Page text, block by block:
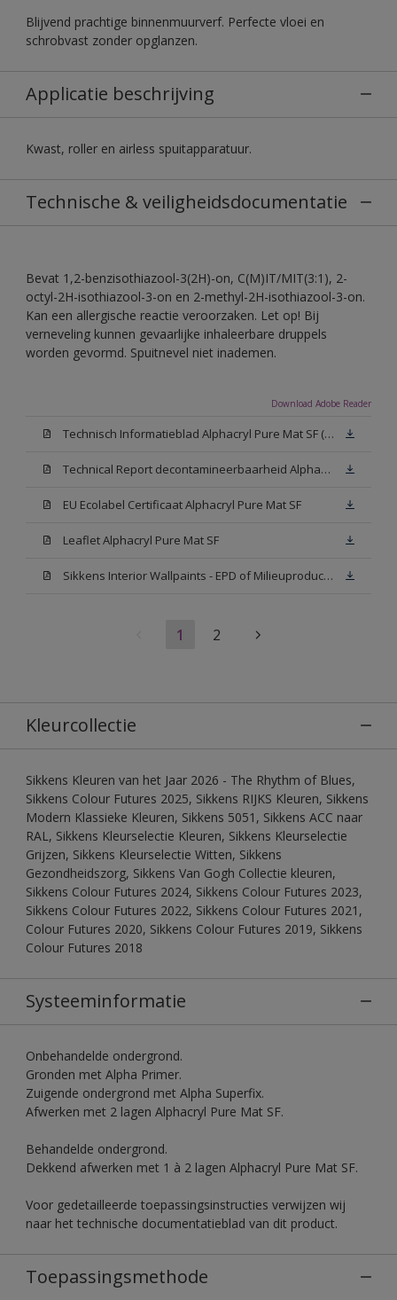
Blijvend prachtige binnenmuurverf. Perfecte vloei en
schrobvast zonder opglanzen.
Applicatie beschrijving
Kwast, roller en airless spuitapparatuur.
Technische & veiligheidsdocumentatie
Bevat 1,2-benzisothiazool-3(2H)-on, C(M)IT/MIT(3:1), 2-
octyl-2H-isothiazool-3-on en 2-methyl-2H-isothiazool-3-on.
Kan een allergische reactie veroorzaken. Let op! Bij
verneveling kunnen gevaarlijke inhaleerbare druppels
worden gevormd. Spuitnevel niet inademen.
Download Adobe Reader
Technisch Informatieblad Alphacryl Pure Mat SF (New Livery) (PDF)
Technical Report decontamineerbaarheid Alphacryl Pure Mat SF
EU Ecolabel Certificaat Alphacryl Pure Mat SF
Leaflet Alphacryl Pure Mat SF
Sikkens Interior Wallpaints - EPD of Milieuproductverklaring
1 2
Kleurcollectie
Sikkens Kleuren van het Jaar 2026 - The Rhythm of Blues,
Sikkens Colour Futures 2025, Sikkens RIJKS Kleuren, Sikkens
Modern Klassieke Kleuren, Sikkens 5051, Sikkens ACC naar
RAL, Sikkens Kleurselectie Kleuren, Sikkens Kleurselectie
Grijzen, Sikkens Kleurselectie Witten, Sikkens
Gezondheidszorg, Sikkens Van Gogh Collectie kleuren,
Sikkens Colour Futures 2024, Sikkens Colour Futures 2023,
Sikkens Colour Futures 2022, Sikkens Colour Futures 2021,
Colour Futures 2020, Sikkens Colour Futures 2019, Sikkens
Colour Futures 2018
Systeeminformatie
Onbehandelde ondergrond.
Gronden met Alpha Primer.
Zuigende ondergrond met Alpha Superfix.
Afwerken met 2 lagen Alphacryl Pure Mat SF.
Behandelde ondergrond.
Dekkend afwerken met 1 à 2 lagen Alphacryl Pure Mat SF.
Voor gedetailleerde toepassingsinstructies verwijzen wij
naar het technische documentatieblad van dit product.
Toepassingsmethode